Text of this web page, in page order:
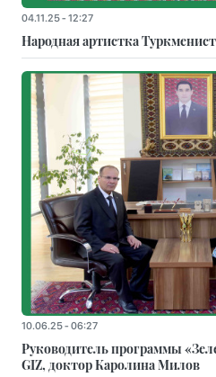
04.11.25 - 12:27
Народная артистка
10.06.25 - 06:27
Руководитель программы
GIZ, доктор Каролина Милов